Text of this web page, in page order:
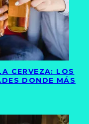
CERVEZA: LOS
DONDE MÁS